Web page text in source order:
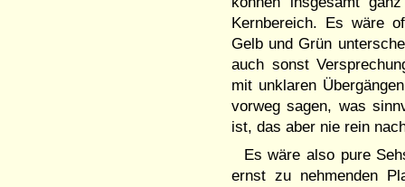
Kernbereich. Es wäre
Gelb und Grün
auch sonst
mit unklaren
vorweg sagen, was
ist, das aber nie rein
Es wäre also pure
ernst zu nehmenden